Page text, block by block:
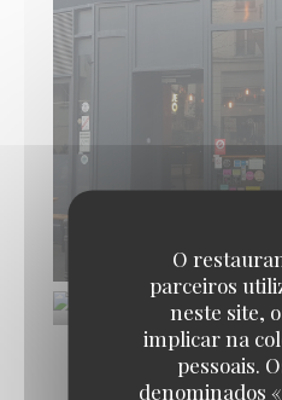
O
parceiros
neste site,
implicar na
pessoais.
denominados